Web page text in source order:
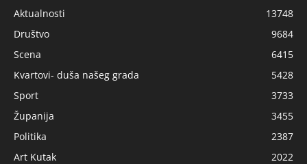
Aktualnosti
13748
Društvo
9684
Scena
6415
Kvartovi- duša našeg grada
5428
Sport
3733
Županija
3455
Politika
2387
Art Kutak
2022